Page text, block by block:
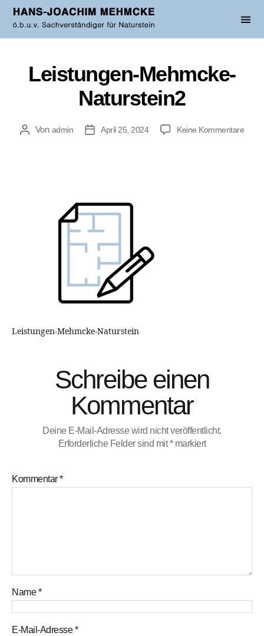
Leistungen-Mehmcke-
Naturstein2
Von admin April 25, 2024 Keine Kommentare
Leistungen-Mehmcke-Naturstein
Schreibe einen
Kommentar
Deine E-Mail-Adresse wird nicht veröffentlicht.
Erforderliche Felder sind mit*markiert
Kommentar*
Name*
E-Mail-Adresse*